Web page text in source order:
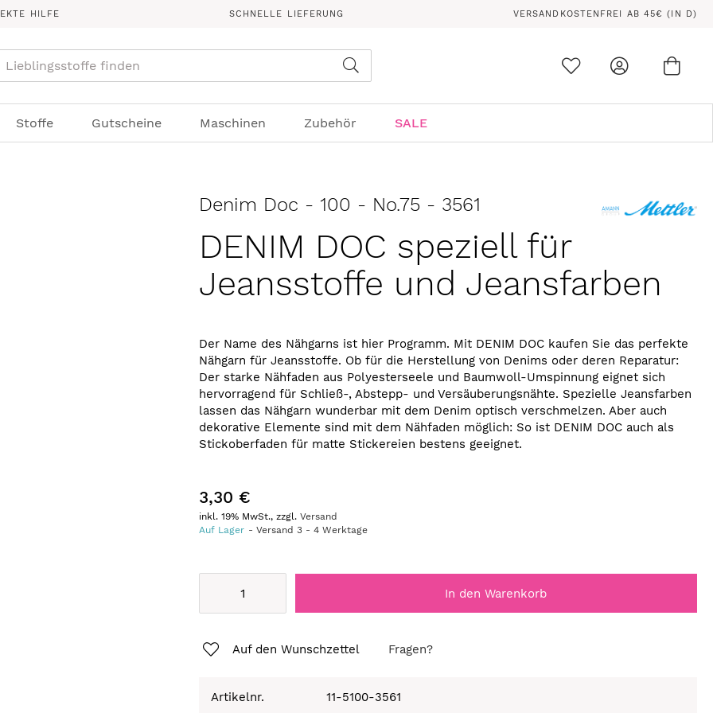
HILFE SCHNELLE LIEFERUNG VERSANDKOSTENFREI AB 45€ (IN D)
Stoffe Gutscheine Maschinen Zubehör SALE
Denim Doc - 100 - No.75 - 3561
DENIM DOC speziell für
Jeansstoffe und Jeansfarben
Der Name des Nähgarns ist hier Programm. Mit DENIM DOC kaufen Sie das perfekte
Nähgarn für Jeansstoffe. Ob für die Herstellung von Denims oder deren Reparatur:
Der starke Nähfaden aus Polyesterseele und Baumwoll-Umspinnung eignet sich
hervorragend für Schließ-, Abstepp- und Versäuberungsnähte. Spezielle Jeansfarben
lassen das Nähgarn wunderbar mit dem Denim optisch verschmelzen. Aber auch
dekorative Elemente sind mit dem Nähfaden möglich: So ist DENIM DOC auch als
Stickoberfaden für matte Stickereien bestens geeignet.
3,30 €
inkl. 19% MwSt., zzgl.Versand
Auf Lager
Versand3 -4 Werktage
In den Warenkorb
Auf den Wunschzettel Fragen?
Artikelnr. 11-5100-3561